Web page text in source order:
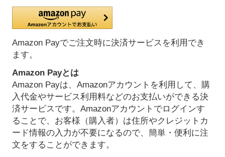
Amazon Payでご注文時に決済サービスを利用でき
ます。
Amazon Payとは
Amazon Payは、Amazonアカウントを利用して、購
入代金やサービス利用料などのお支払いができる決
済サービスです。Amazonアカウントでログインす
ることで、お客様（購入者）は住所やクレジットカ
ード情報の入力が不要になるので、簡単・便利に注
文をすることができます。